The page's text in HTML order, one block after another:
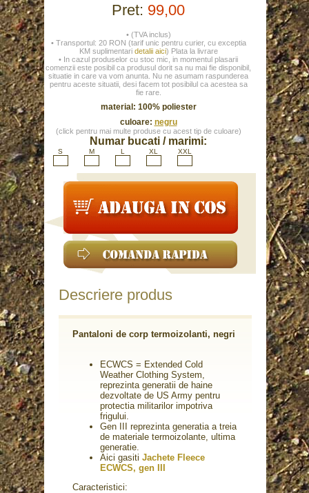
Pret: 99,00
• (TVA inclus)
• Transportul: 20 RON (tarif unic pentru curier, cu exceptia
KM suplimentari detalii aici) Plata la livrare
• In cazul produselor cu stoc mic, in momentul plasarii
comenzii este posibil ca produsul dorit sa nu mai fie disponibil,
situatie in care va vom anunta. Nu ne asumam raspunderea
pentru aceste situatii, desi facem tot posibilul ca acestea sa
fie rare.
material: 100% poliester
culoare: negru
(click pentru mai multe produse cu acest tip de culoare)
Numar bucati / marimi:
S M L XL XXL
Descriere produs
Pantaloni de corp termoizolanti, negri
ECWCS = Extended Cold
Weather Clothing System,
reprezinta generatii de haine
dezvoltate de US Army pentru
protectia militarilor impotriva
frigului.
Gen III reprezinta generatia a treia
de materiale termoizolante, ultima
generatie.
Aici gasiti Jachete Fleece
ECWCS, gen III
Caracteristici: